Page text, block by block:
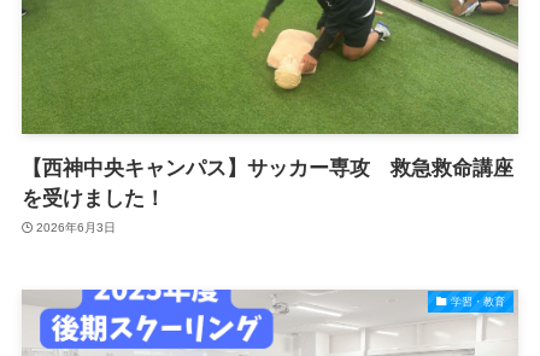
【西神中央キャンパス】サッカー専攻 救急救命講座
を受けました！
2026年6月3日
学習・教育